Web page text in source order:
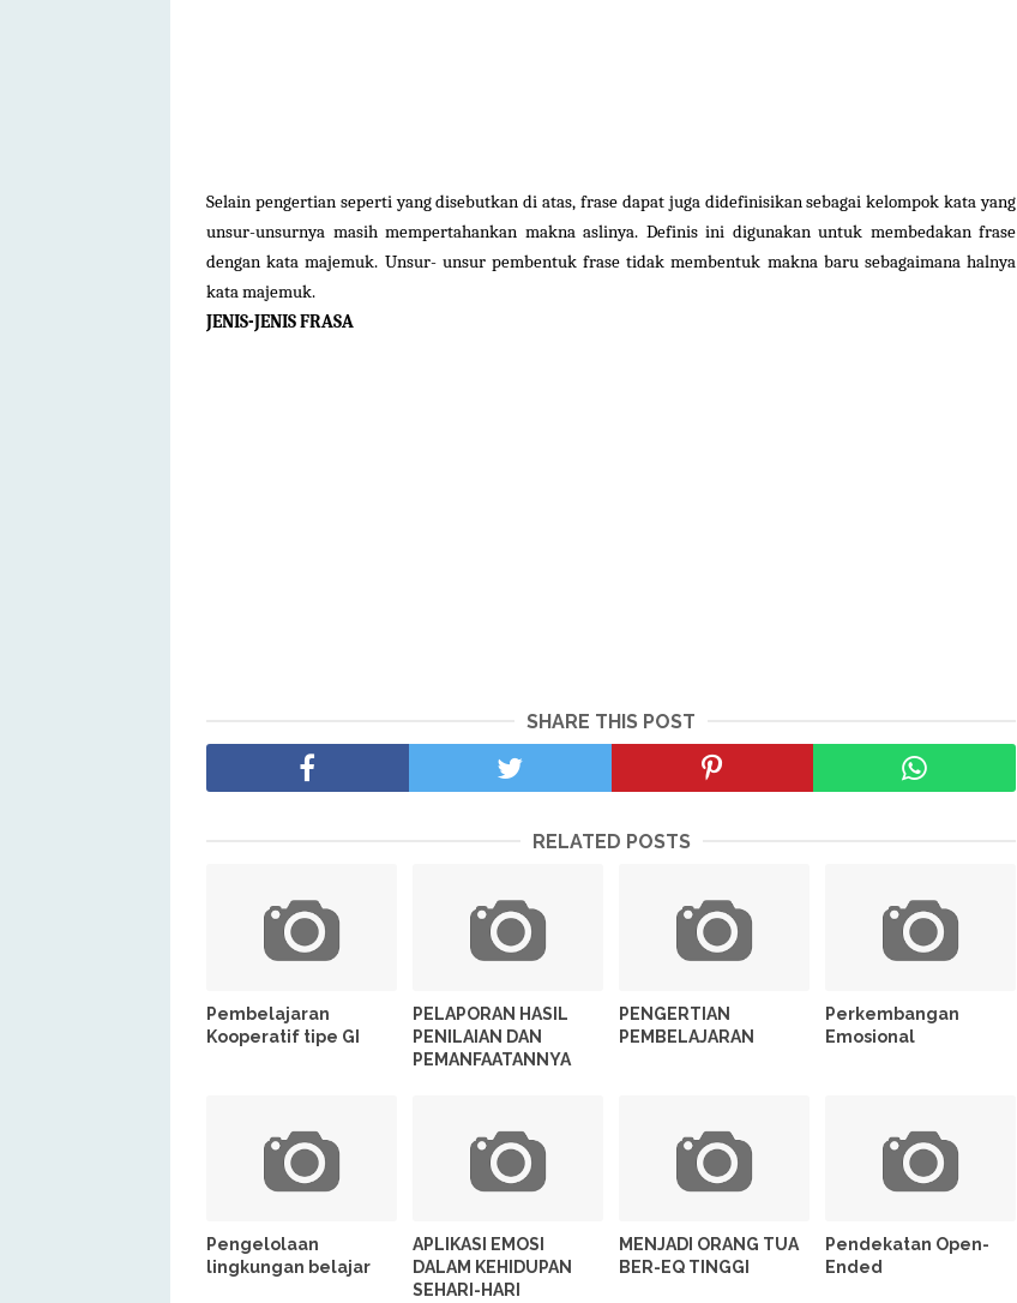
Selain pengertian seperti yang disebutkan di atas, frase dapat juga didefinisikan sebagai kelompok kata yang
unsur-unsurnya masih mempertahankan makna aslinya. Definis ini digunakan untuk membedakan frase
dengan kata majemuk. Unsur- unsur pembentuk frase tidak membentuk makna baru sebagaimana halnya
kata majemuk.
JENIS-JENIS FRASA
SHARE THIS POST
RELATED POSTS
Pembelajaran
Kooperatif tipe GI
PELAPORAN HASIL
PENILAIAN DAN
PEMANFAATANNYA
PENGERTIAN
PEMBELAJARAN
Perkembangan
Emosional
Pengelolaan
lingkungan belajar
APLIKASI EMOSI
DALAM KEHIDUPAN
SEHARI-HARI
MENJADI ORANG TUA
BER-EQ TINGGI
Pendekatan Open-
Ended